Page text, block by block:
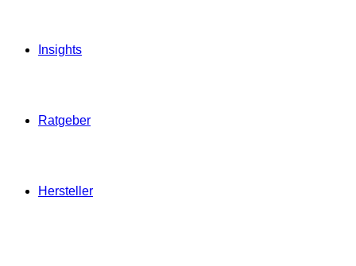
Insights
Ratgeber
Hersteller